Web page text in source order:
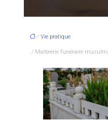
/Vie pratique
/ Marbrerie funéraire